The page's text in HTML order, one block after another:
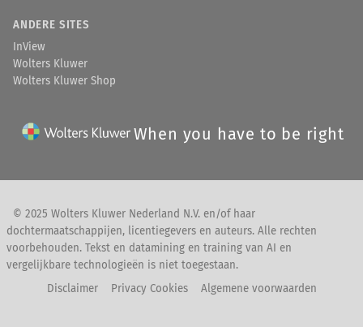
ANDERE SITES
InView
Wolters Kluwer
Wolters Kluwer Shop
When you have to be right
© 2025 Wolters Kluwer Nederland N.V. en/of haar
dochtermaatschappijen, licentiegevers en auteurs. Alle rechten
voorbehouden. Tekst en datamining en training van AI en
vergelijkbare technologieën is niet toegestaan.
Disclaimer
Privacy Cookies Algemene voorwaarden